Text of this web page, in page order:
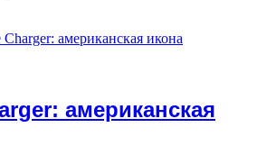
американская